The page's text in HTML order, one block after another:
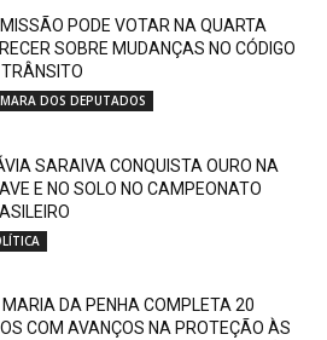
PODE VOTAR NA QUARTA
SOBRE MUDANÇAS NO CÓDIGO
TRÂNSITO
DOS DEPUTADOS
SARAIVA CONQUISTA OURO NA
E NO SOLO NO CAMPEONATO
MARIA DA PENHA COMPLETA 20
COM AVANÇOS NA PROTEÇÃO ÀS